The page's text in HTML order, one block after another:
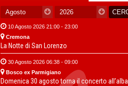
10 Agosto 2026 21:00 - 23:00
Cremona
La Notte di San Lorenzo
30 Agosto 2026 06:38 - 09:00
Bosco ex Parmigiano
Domenica 30 agosto torna il concerto all’alba